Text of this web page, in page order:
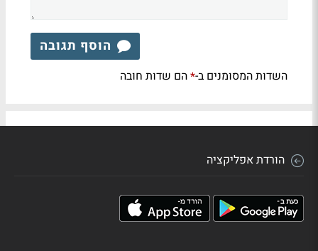
הוסף תגובה
השדות המסומנים ב-*הם שדות חובה
הורדת אפליקציה